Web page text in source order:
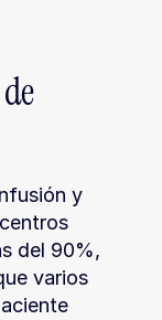
y
del 90%,
varios